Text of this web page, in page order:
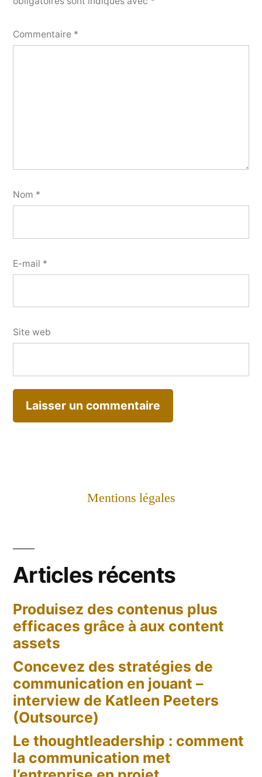
Commentaire *
Nom *
E-mail *
Site web
Mentions légales
Articles récents
Produisez des contenus plus
efficaces grâce à aux content
assets
Concevez des stratégies de
communication en jouant –
interview de Katleen Peeters
(Outsource)
Le thoughtleadership : comment
la communication met